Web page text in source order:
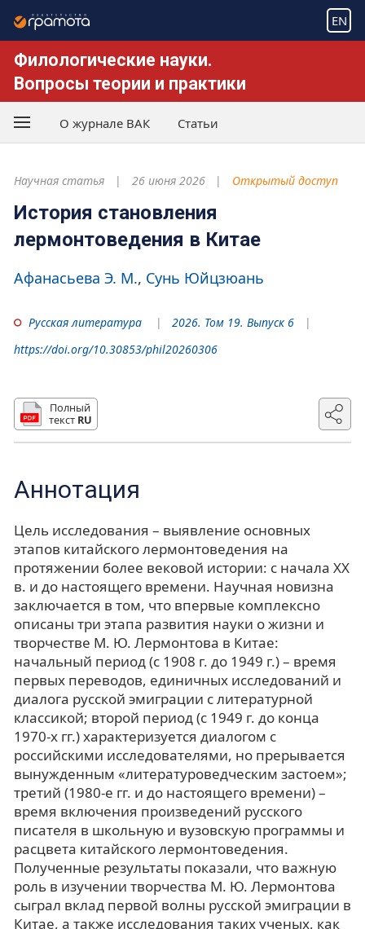
EN
Филологические науки.
Вопросы теории и практики
О журнале ВАК Статьи
Научная статья 26 июня 2026 Открытый доступ
История становления
лермонтоведения в Китае
Афанасьева Э. М. Сунь Юйцзюань
Русская литература
2026. Том 19. Выпуск 6
https://doi.org/10.30853/phil20260306
Полный
текст RU
Аннотация
Цель исследования – выявление основных
этапов китайского лермонтоведения на
протяжении более вековой истории: с начала ХХ
в. и до настоящего времени. Научная новизна
заключается в том, что впервые комплексно
описаны три этапа развития науки о жизни и
творчестве М. Ю. Лермонтова в Китае:
начальный период (с 1908 г. до 1949 г.) – время
первых переводов, единичных исследований и
диалога русской эмиграции с литературной
классикой; второй период (с 1949 г. до конца
1970-х гг.) характеризуется диалогом с
российскими исследователями, но прерывается
вынужденным «литературоведческим застоем»;
третий (1980-е гг. и до настоящего времени) –
время включения произведений русского
писателя в школьную и вузовскую программы и
расцвета китайского лермонтоведения.
Полученные результаты показали, что важную
роль в изучении творчества М. Ю. Лермонтова
сыграл вклад первой волны русской эмиграции в
Китае, а также исследования таких ученых, как